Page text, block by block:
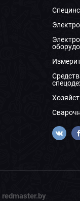
redmaster.by.